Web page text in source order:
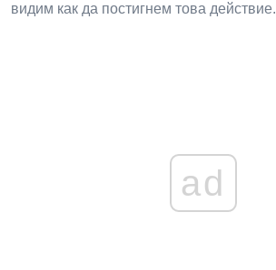
видим как да постигнем това действие.
ad